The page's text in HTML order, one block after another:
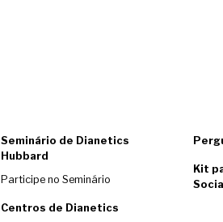
Seminário de Dianetics
Hubbard
Participe no Seminário
Centros de Dianetics
Kit